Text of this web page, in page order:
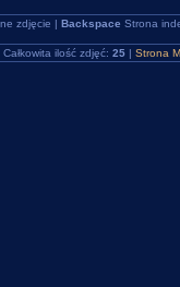
zdjęcie | Backspace Strona
Całkowita ilość zdjęć: 25 | Strona